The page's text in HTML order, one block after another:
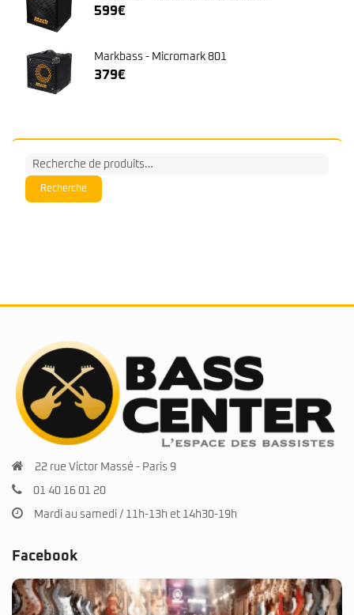
599€
Markbass - Micromark 801
379€
Recherche
pour :
Recherche
22 rue Victor Massé - Paris 9
01 40 16 01 20
Mardi au samedi / 11h-13h et 14h30-19h
Facebook